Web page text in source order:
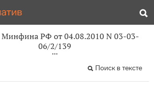
РФ от 04.08.2010 N 03-03-
06/2/139
Поиск в тексте